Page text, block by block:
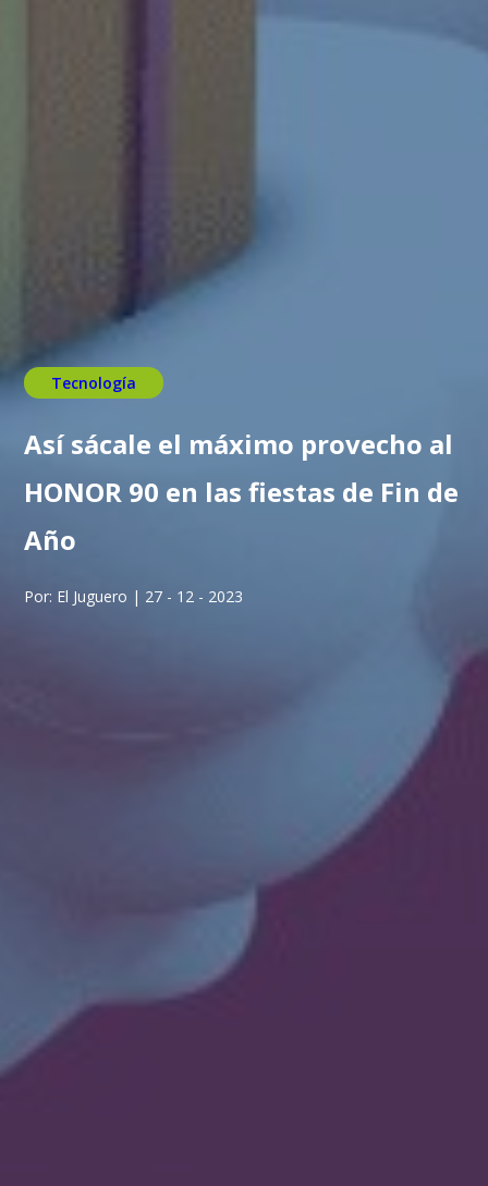
Tecnología
Así sácale el máximo provecho al
HONOR 90 en las fiestas de Fin de
Año
Por: El Juguero | 27 - 12 - 2023